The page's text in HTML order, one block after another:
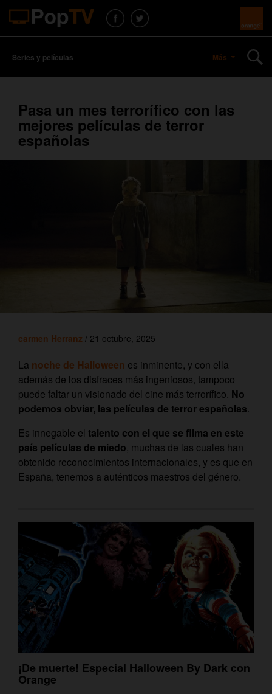
Series y películas Más
Pasa un mes terrorífico con las
mejores películas de terror
españolas
carmen Herranz / 21 octubre, 2025
La noche de Halloween es inminente, y con ella
además de los disfraces más ingeniosos, tampoco
puede faltar un visionado del cine más terrorífico. No
podemos obviar, las películas de terror españolas.
Es innegable el talento con el que se filma en este
país películas de miedo, muchas de las cuales han
obtenido reconocimientos internacionales, y es que en
España, tenemos a auténticos maestros del género.
¡De muerte! Especial Halloween By Dark con
Orange